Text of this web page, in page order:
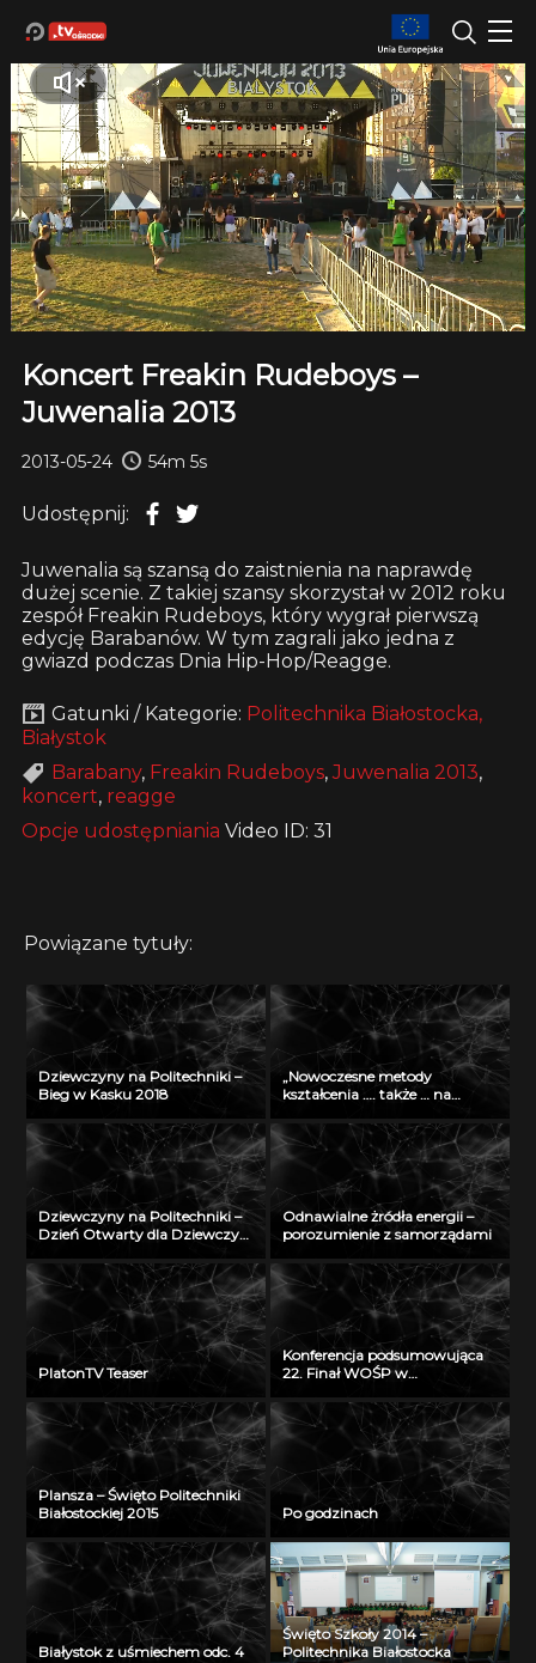
Koncert Freakin Rudeboys –
Juwenalia 2013
2013-05-24 54m 5s
Udostępnij:
Juwenalia są szansą do zaistnienia na naprawdę
dużej scenie. Z takiej szansy skorzystał w 2012 roku
zespół Freakin Rudeboys, który wygrał pierwszą
edycję Barabanów. W tym zagrali jako jedna z
gwiazd podczas Dnia Hip-Hop/Reagge.
Gatunki / Kategorie: Politechnika Białostocka,
Białystok
Barabany, Freakin Rudeboys,Juwenalia 2013,
koncert, reagge
Opcje udostępniania Video ID: 31
Powiązane tytuły:
Dziewczyny na Politechniki –
Bieg w Kasku 2018
„Nowoczesne metody
kształcenia …. także … na
Radiu Akadera – 11 grudzień
2012
Dziewczyny na Politechniki –
Dzień Otwarty dla Dziewczyn
Odnawialne żródła energii –
porozumienie z samorządami
PlatonTV Teaser
Konferencja podsumowująca
22. Finał WOŚP w
Plansza – Święto Politechniki
Białostockiej 2015
Po godzinach
Białystok z uśmiechem odc. 4
Święto Szkoły 2014 –
Politechnika Białostocka